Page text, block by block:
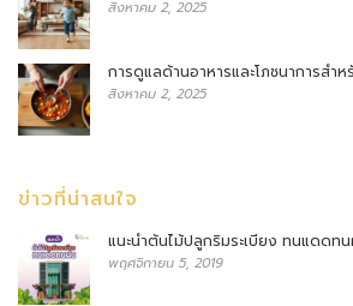
สิงหาคม 2, 2025
การดูแลด้านอาหารและโภชนาการสำ
สิงหาคม 2, 2025
ข่าวที่น่าสนใจ
แนะนำต้นไม้ปลูกริมระเบียง ทนแดดท
พฤศจิกายน 5, 2019